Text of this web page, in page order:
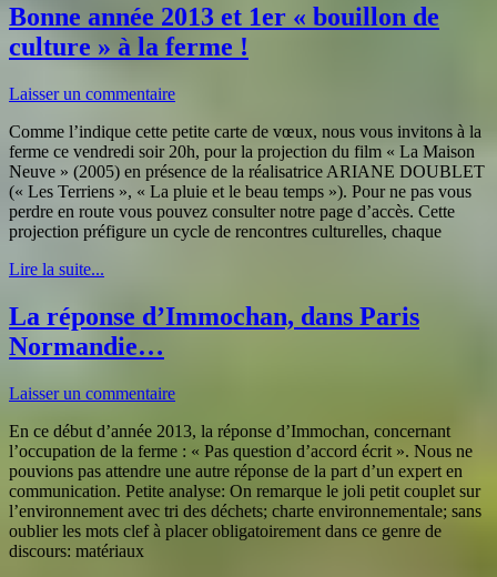
Bonne année 2013 et 1er « bouillon de
culture » à la ferme !
Laisser un commentaire
Comme l’indique cette petite carte de vœux, nous vous invitons à la
ferme ce vendredi soir 20h, pour la projection du film « La Maison
Neuve » (2005) en présence de la réalisatrice ARIANE DOUBLET
(« Les Terriens », « La pluie et le beau temps »). Pour ne pas vous
perdre en route vous pouvez consulter notre page d’accès. Cette
projection préfigure un cycle de rencontres culturelles, chaque
Lire la suite...
La réponse d’Immochan, dans Paris
Normandie…
Laisser un commentaire
En ce début d’année 2013, la réponse d’Immochan, concernant
l’occupation de la ferme : « Pas question d’accord écrit ». Nous ne
pouvions pas attendre une autre réponse de la part d’un expert en
communication. Petite analyse: On remarque le joli petit couplet sur
l’environnement avec tri des déchets; charte environnementale; sans
oublier les mots clef à placer obligatoirement dans ce genre de
discours: matériaux